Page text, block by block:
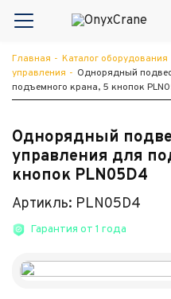
Главная - Каталог оборудования
управления - Однорядный
подъемного крана, 5 кнопок
Однорядный
управления для
кнопок PLN05D4
Артикль: PLN05D4
Гарантия от 1 года